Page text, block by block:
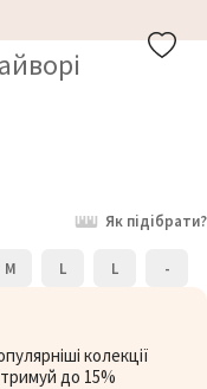
Як підібрати?
M L L -
колекції
до 15%